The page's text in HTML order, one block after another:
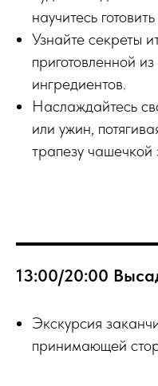
научитесь
Узнайте секреты
приготовленной
ингредиентов.
Наслаждайтесь
или ужин,
трапезу чашечкой
13:00/20:00
Экскурсия
принимающей